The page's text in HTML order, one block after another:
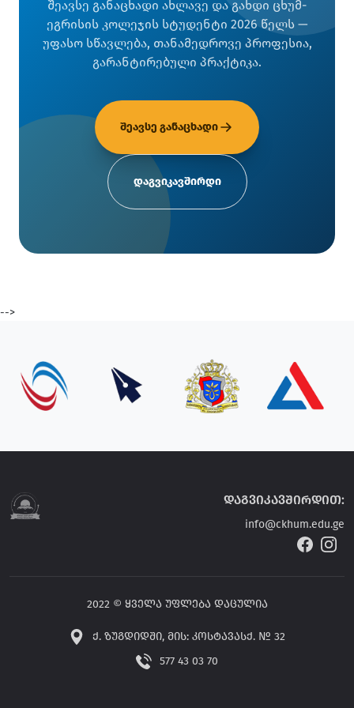
შეავსე განაცხადი ახლავე და გახდი ცხუმ-
ეგრისის კოლეჯის სტუდენტი 2026 წელს —
უფასო სწავლება, თანამედროვე პროფესია,
გარანტირებული პრაქტიკა.
შეავსე განაცხადი
დაგვიკავშირდი
-->
დაგვიკავშირდით:
info@ckhum.edu.ge
2022 © ყველა უფლება დაცულია
ქ. ზუგდიდში, მის: კოსტავასქ. № 32
577 43 03 70